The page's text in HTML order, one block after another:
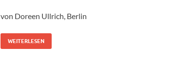
von Doreen Ullrich, Berlin
WEITERLESEN